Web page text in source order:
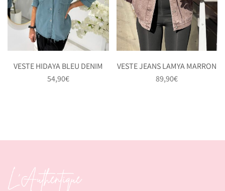
VESTE HIDAYA BLEU DENIM
54,90€
VESTE JEANS LAMYA MARRON
89,90€